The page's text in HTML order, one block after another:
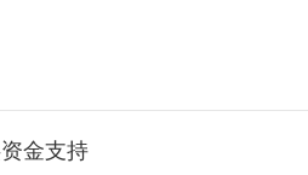
金支持